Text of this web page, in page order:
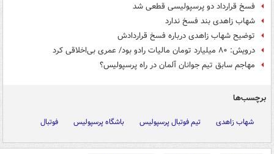
فسخ قرارداد دو پرسپولیسی قطعی شد
شهاب زاهدی بند فسخ ندارد
توضیح شهاب زاهدی درباره فسخ قراردادش
درویش: ۸۰ میلیارد تومان مالیات رادو بود/ عمری بی‌اخلاقی کرد
مهاجم سابق تیم جوانان آلمان در راه پرسپولیس؟
برچسب‌ها
شهاب زاهدی تیم فوتبال پرسپولیس باشگاه پرسپولیس فوتبال